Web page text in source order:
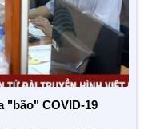
"bão" COVID-19